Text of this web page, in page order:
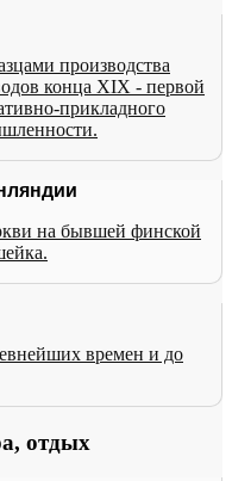
производства
конца XIX - первой
прикладного
на бывшей финской
времен и до
отдых